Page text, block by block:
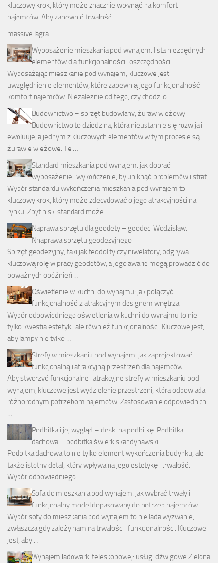
kluczowy krok, który może znacznie wpłynąć na komfort
najemców. Aby zapewnić trwałość i …
massive lagra
Wyposażenie mieszkania pod wynajem: lista niezbędnych
elementów dla funkcjonalności i oszczędności
Wyposażając mieszkanie pod wynajem, kluczowe jest
uwzględnienie elementów, które zapewnią jego funkcjonalność i
komfort najemców. Niezależnie od tego, czy chodzi o …
Budownictwo – sprzęt budowlany, żuraw wieżowy
Budownictwo to dziedzina, która nieustannie się rozwija i
ewoluuje, a jednym z kluczowych elementów w tym procesie są
żurawie wieżowe. Te …
Standard mieszkania pod wynajem: jak dobrać
wyposażenie i wykończenie, by uniknąć problemów i strat
Wybór standardu wykończenia mieszkania pod wynajem to
kluczowy krok, który może zdecydować o jego atrakcyjności na
rynku. Zbyt niski standard może …
Naprawa sprzętu dla geodety – geodeci Wodzisław.
Nnaprawa sprzętu geodezyjnego
Sprzęt geodezyjny, taki jak teodolity czy niwelatory, odgrywa
kluczową rolę w pracy geodetów, a jego awarie mogą prowadzić do
poważnych opóźnień …
Oświetlenie w kuchni do wynajmu: jak połączyć
funkcjonalność z atrakcyjnym designem wnętrza
Wybór odpowiedniego oświetlenia w kuchni do wynajmu to nie
tylko kwestia estetyki, ale również funkcjonalności. Kluczowe jest,
aby lampy nie tylko …
Strefy w mieszkaniu pod wynajem: jak zaprojektować
funkcjonalną i atrakcyjną przestrzeń dla najemców
Aby stworzyć funkcjonalne i atrakcyjne strefy w mieszkaniu pod
wynajem, kluczowe jest wydzielenie przestrzeni, która odpowiada
różnorodnym potrzebom najemców. Zastosowanie odpowiednich
…
Podbitka i jej wygląd – deski na podbitkę. Podbitka
dachowa – podbitka świerk skandynawski
Podbitka dachowa to nie tylko element wykończenia budynku, ale
także istotny detal, który wpływa na jego estetykę i trwałość.
Wybór odpowiedniego …
Sofa do mieszkania pod wynajem: jak wybrać trwały i
funkcjonalny model dopasowany do potrzeb najemców
Wybór sofy do mieszkania pod wynajem to nie lada wyzwanie,
zwłaszcza gdy zależy nam na trwałości i funkcjonalności. Kluczowe
jest, aby …
Wynajem ładowarki teleskopowej: usługi dźwigowe Zielona